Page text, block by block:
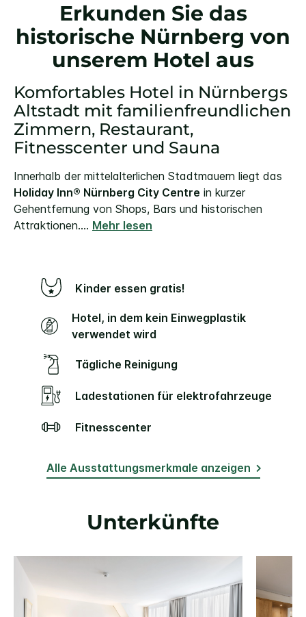
Erkunden Sie das
historische Nürnberg von
unserem Hotel aus
Komfortables Hotel in Nürnbergs
Altstadt mit familienfreundlichen
Zimmern, Restaurant,
Fitnesscenter und Sauna
Innerhalb der mittelalterlichen Stadtmauern liegt das
Holiday Inn® Nürnberg City Centre in kurzer
Gehentfernung von Shops, Bars und historischen
Attraktionen.... Mehr lesen
Kinder essen gratis!
Hotel, in dem kein Einwegplastik
verwendet wird
Tägliche Reinigung
Ladestationen für elektrofahrzeuge
Fitnesscenter
Alle Ausstattungsmerkmale anzeigen
Unterkünfte